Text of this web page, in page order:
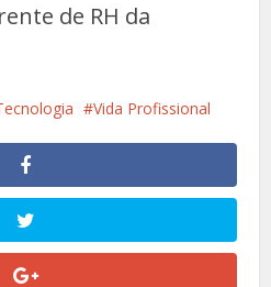
de RH da
Vida Profissional